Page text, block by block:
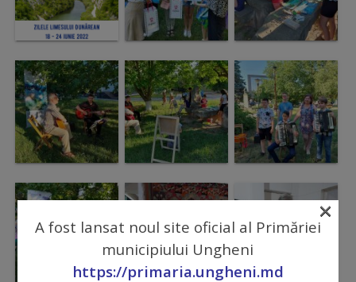
Galerii
foto
Administrație
Primărie
Primar
Viceprimari
Organigrama
A fost lansat noul site oficial al Primăriei
municipiului Ungheni
https://primaria.ungheni.md
×